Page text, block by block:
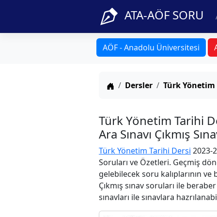
ATA-AÖF SORU
AÖF - Anadolu Üniversitesi
Anasayfa
Dersler Türk
Türk Yönetim Tarihi
Ara Sınavı Çıkmış
Türk Yönetim Tarihi Dersi 2023-
Soruları ve Özetleri. Geçmiş
gelebilecek soru kalıplarının
Çıkmış sınav soruları ile
sınavları ile sınavlara